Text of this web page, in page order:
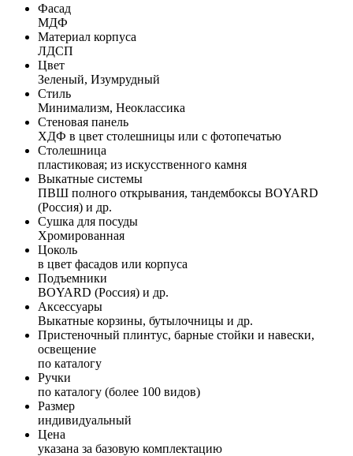
Фасад
МДФ
Материал корпуса
ЛДСП
Цвет
Зеленый, Изумрудный
Стиль
Минимализм, Неоклассика
Стеновая панель
ХДФ в цвет столешницы или с фотопечатью
Столешница
пластиковая; из искусственного камня
Выкатные системы
ПВШ полного открывания, тандембоксы BOYARD
(Россия) и др.
Сушка для посуды
Хромированная
Цоколь
в цвет фасадов или корпуса
Подъемники
BOYARD (Россия) и др.
Аксессуары
Выкатные корзины, бутылочницы и др.
Пристеночный плинтус, барные стойки и навески,
освещение
по каталогу
Ручки
по каталогу (более 100 видов)
Размер
индивидуальный
Цена
указана за базовую комплектацию